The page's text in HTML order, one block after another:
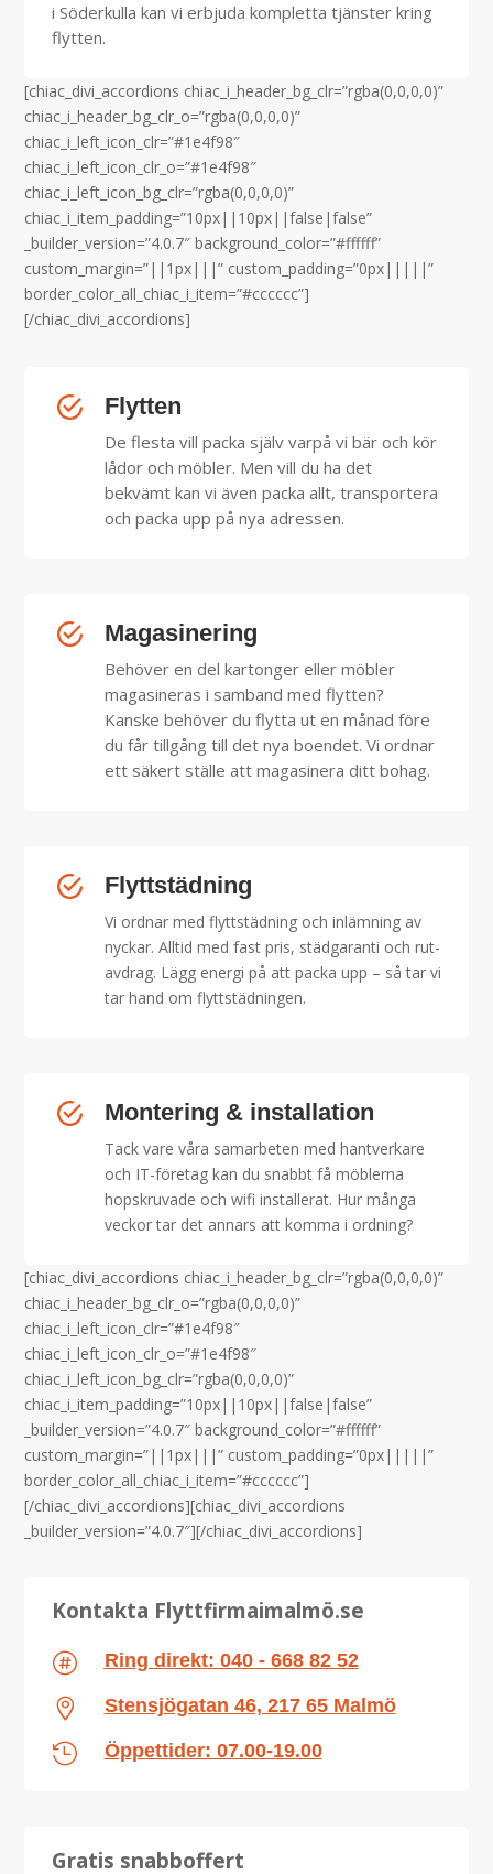
i Söderkulla kan vi erbjuda kompletta tjänster kring
flytten.
[chiac_divi_accordions chiac_i_header_bg_clr=”rgba(0,0,0,0)”
chiac_i_header_bg_clr_o=”rgba(0,0,0,0)”
chiac_i_left_icon_clr=”#1e4f98″
chiac_i_left_icon_clr_o=”#1e4f98″
chiac_i_left_icon_bg_clr=”rgba(0,0,0,0)”
chiac_i_item_padding=”10px||10px||false|false”
_builder_version=”4.0.7″ background_color=”#ffffff”
custom_margin=”||1px|||” custom_padding=”0px|||||”
border_color_all_chiac_i_item=”#cccccc”]
[/chiac_divi_accordions]
Flytten
De flesta vill packa själv varpå vi bär och kör
lådor och möbler. Men vill du ha det
bekvämt kan vi även packa allt, transportera
och packa upp på nya adressen.
Magasinering
Behöver en del kartonger eller möbler
magasineras i samband med flytten?
Kanske behöver du flytta ut en månad före
du får tillgång till det nya boendet. Vi ordnar
ett säkert ställe att magasinera ditt bohag.
Flyttstädning
Vi ordnar med flyttstädning och inlämning av
nyckar. Alltid med fast pris, städgaranti och rut-
avdrag. Lägg energi på att packa upp – så tar vi
tar hand om flyttstädningen.
Montering & installation
Tack vare våra samarbeten med hantverkare
och IT-företag kan du snabbt få möblerna
hopskruvade och wifi installerat. Hur många
veckor tar det annars att komma i ordning?
[chiac_divi_accordions chiac_i_header_bg_clr=”rgba(0,0,0,0)”
chiac_i_header_bg_clr_o=”rgba(0,0,0,0)”
chiac_i_left_icon_clr=”#1e4f98″
chiac_i_left_icon_clr_o=”#1e4f98″
chiac_i_left_icon_bg_clr=”rgba(0,0,0,0)”
chiac_i_item_padding=”10px||10px||false|false”
_builder_version=”4.0.7″ background_color=”#ffffff”
custom_margin=”||1px|||” custom_padding=”0px|||||”
border_color_all_chiac_i_item=”#cccccc”]
[/chiac_divi_accordions][chiac_divi_accordions
_builder_version=”4.0.7″][/chiac_divi_accordions]
Kontakta Flyttfirmaimalmö.se
 Ring direkt: 040 - 668 82 52
 Stensjögatan 46, 217 65 Malmö
 Öppettider: 07.00-19.00
Gratis snabboffert